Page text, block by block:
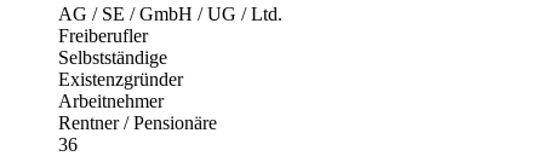
AG / SE / GmbH / UG / Ltd.
Freiberufler
Selbstständige
Existenzgründer
Arbeitnehmer
Rentner / Pensionäre
36